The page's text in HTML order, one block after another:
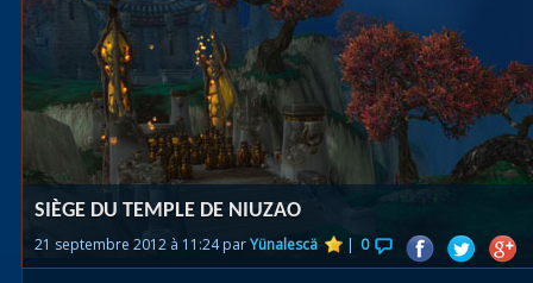
Coeur
Races
alliées
des îles
SIÈGE DU TEMPLE DE NIUZAO
21 septembre 2012 à 11:24 parYünalescä | 0